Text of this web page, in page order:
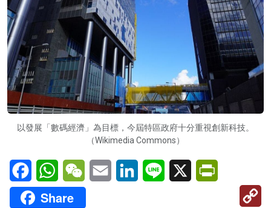
以發展「數碼經濟」為目標，今屆特區政府十分重視創新科技。
（Wikimedia Commons）
FacebookWhatsAppWeChatEmail LinkedInLine X
Share